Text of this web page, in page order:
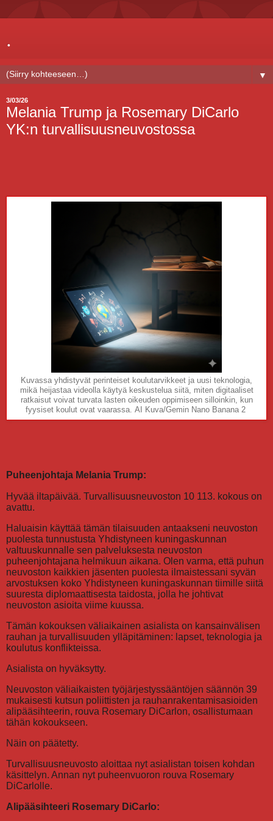
.
▼
3/03/26
Melania Trump ja Rosemary DiCarlo
YK:n turvallisuusneuvostossa
Kuvassa yhdistyvät perinteiset koulutarvikkeet ja uusi teknologia,
mikä heijastaa videolla käytyä keskustelua siitä, miten digitaaliset
ratkaisut voivat turvata lasten oikeuden oppimiseen silloinkin, kun
fyysiset koulut ovat vaarassa. AI Kuva/Gemin Nano Banana 2
Puheenjohtaja Melania Trump:
Hyvää iltapäivää. Turvallisuusneuvoston 10 113. kokous on
avattu.
Haluaisin käyttää tämän tilaisuuden antaakseni neuvoston
puolesta tunnustusta Yhdistyneen kuningaskunnan
valtuuskunnalle sen palveluksesta neuvoston
puheenjohtajana helmikuun aikana. Olen varma, että puhun
neuvoston kaikkien jäsenten puolesta ilmaistessani syvän
arvostuksen koko Yhdistyneen kuningaskunnan tiimille siitä
suuresta diplomaattisesta taidosta, jolla he johtivat
neuvoston asioita viime kuussa.
Tämän kokouksen väliaikainen asialista on kansainvälisen
rauhan ja turvallisuuden ylläpitäminen: lapset, teknologia ja
koulutus konflikteissa.
Asialista on hyväksytty.
Neuvoston väliaikaisten työjärjestyssääntöjen säännön 39
mukaisesti kutsun poliittisten ja rauhanrakentamisasioiden
alipääsihteerin, rouva Rosemary DiCarlon, osallistumaan
tähän kokoukseen.
Näin on päätetty.
Turvallisuusneuvosto aloittaa nyt asialistan toisen kohdan
käsittelyn. Annan nyt puheenvuoron rouva Rosemary
DiCarlolle.
Alipääsihteeri Rosemary DiCarlo: